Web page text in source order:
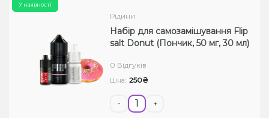
У наявності
Рідини
Набір для самозамішування Flip
salt Donut (Пончик, 50 мг, 30 мл)
0 Відгуків
Ціна: 250₴
- +